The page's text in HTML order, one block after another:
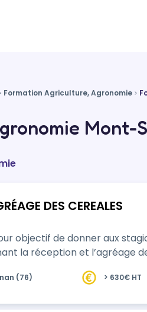
Formation Agriculture, Agronomie
Mont-
DES CEREALES
objectif de donner aux
la réception et l’agréage
(76) > 630€ HT